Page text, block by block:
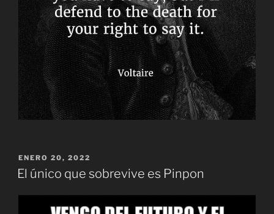
PUBLICADO
EL
ENERO 20, 2022
El único que sobrevive es Pinpon